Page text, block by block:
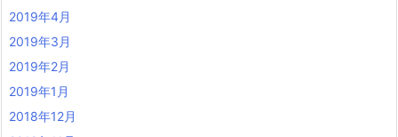
2019年4月
2019年3月
2019年2月
2019年1月
2018年12月